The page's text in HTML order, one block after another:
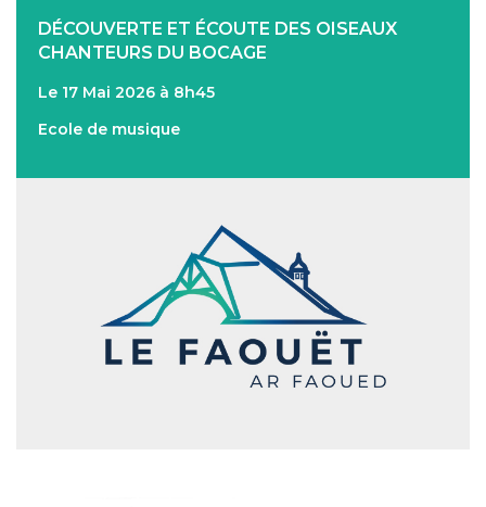
DÉCOUVERTE ET ÉCOUTE DES OISEAUX
CHANTEURS DU BOCAGE
Le 17 Mai 2026 à 8h45
Ecole de musique